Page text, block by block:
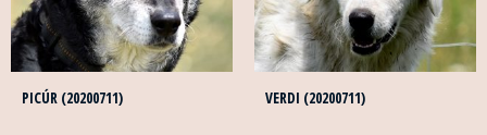
PICÚR (20200711) VERDI (20200711)